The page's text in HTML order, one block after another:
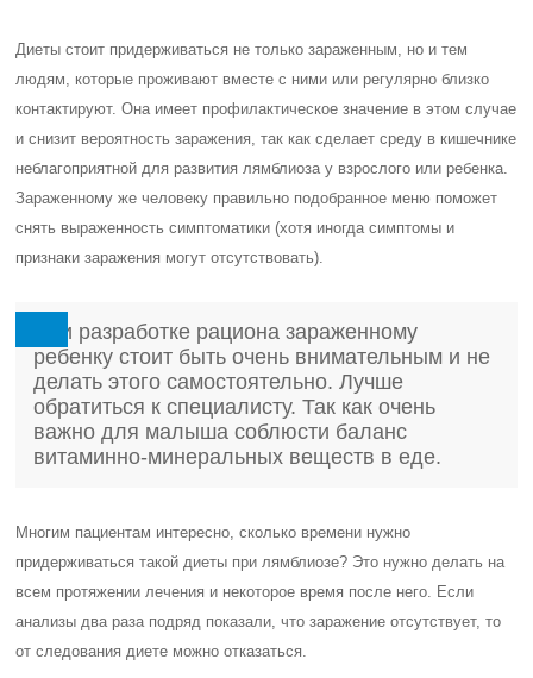
Диеты стоит придерживаться не только зараженным, но и тем
людям, которые проживают вместе с ними или регулярно близко
контактируют. Она имеет профилактическое значение в этом случае
и снизит вероятность заражения, так как сделает среду в кишечнике
неблагоприятной для развития лямблиоза у взрослого или ребенка.
Зараженному же человеку правильно подобранное меню поможет
снять выраженность симптоматики (хотя иногда симптомы и
признаки заражения могут отсутствовать).
При разработке рациона зараженному
ребенку стоит быть очень внимательным и не
делать этого самостоятельно. Лучше
обратиться к специалисту. Так как очень
важно для малыша соблюсти баланс
витаминно-минеральных веществ в еде.
Многим пациентам интересно, сколько времени нужно
придерживаться такой диеты при лямблиозе? Это нужно делать на
всем протяжении лечения и некоторое время после него. Если
анализы два раза подряд показали, что заражение отсутствует, то
от следования диете можно отказаться.